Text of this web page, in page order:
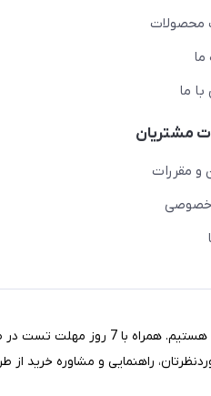
محصولات
ما
ما
مشتریان
و مقررات
خصوصی
در خریدی آسان با مناسب ترین قیمت های روز